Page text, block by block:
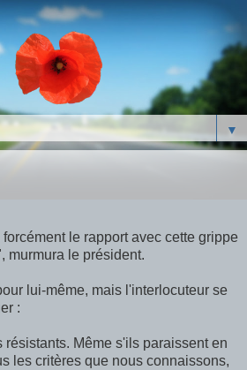
▼
le rapport avec cette grippe
murmura le président.
lui-même, mais l'interlocuteur se
:
résistants. Même s'ils paraissent en
les critères que nous connaissons,